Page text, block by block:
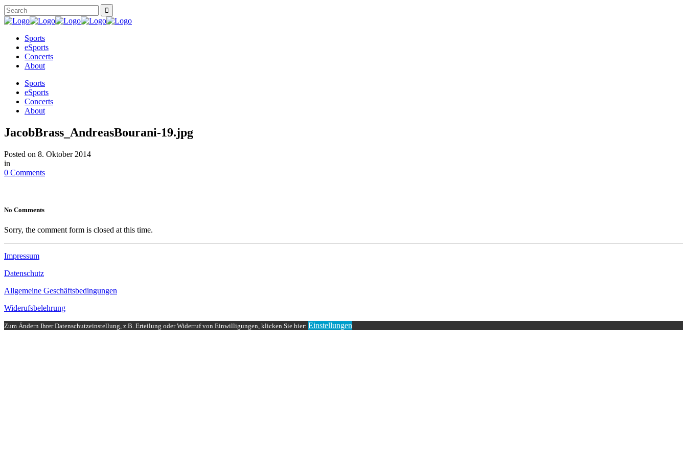
Sports
eSports
Concerts
About
Sports
eSports
Concerts
About
JacobBrass_AndreasBourani-19.jpg
Posted on 8. Oktober 2014
in
0 Comments
No Comments
Sorry, the comment form is closed at this time.
Impressum
Datenschutz
Allgemeine Geschäftsbedingungen
Widerufsbelehrung
Zum Ändern Ihrer Datenschutzeinstellung, z.B. Erteilung oder Widerruf von Einwilligungen, klicken Sie hier: Einstellungen